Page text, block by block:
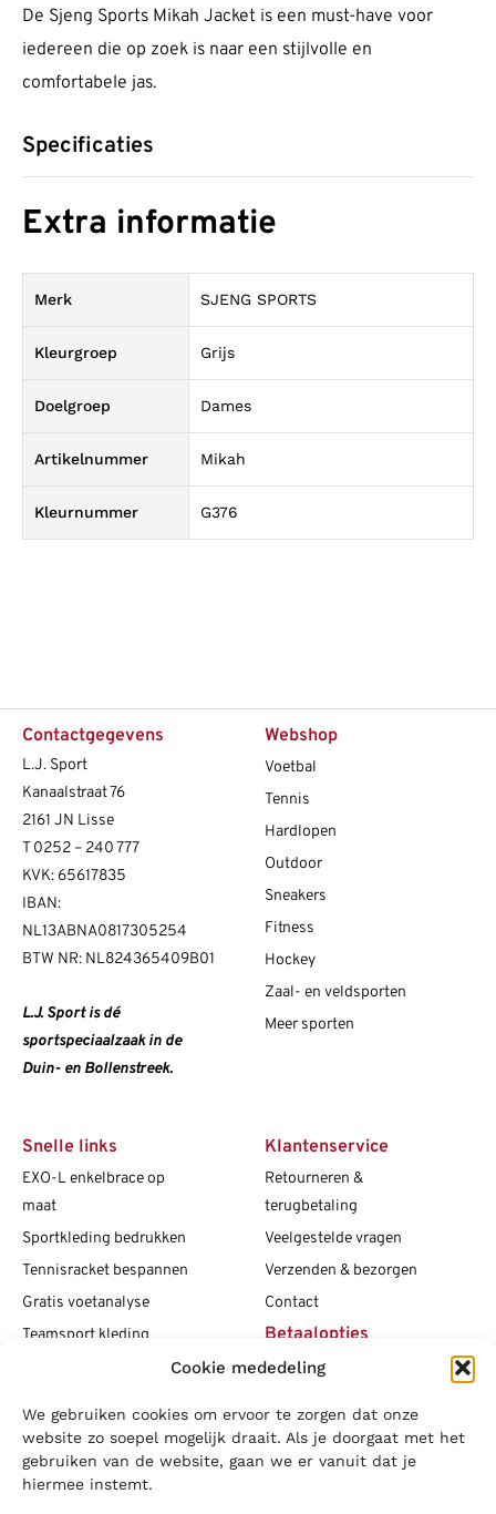
Cookie mededeling
We gebruiken cookies om ervoor te zorgen dat onze
website zo soepel mogelijk draait. Als je doorgaat met het
gebruiken van de website, gaan we er vanuit dat je
hiermee instemt.
De Sjeng Sports Mikah Jacket is een must-have voor
iedereen die op zoek is naar een stijlvolle en
comfortabele jas.
Specificaties
Extra informatie
Merk SJENG SPORTS
Kleurgroep Grijs
Doelgroep Dames
Artikelnummer Mikah
Kleurnummer G376
Contactgegevens
L.J. Sport
Kanaalstraat 76
2161 JN Lisse
T 0252 – 240 777
KVK: 65617835
IBAN:
NL13ABNA0817305254
BTW NR: NL824365409B01
L.J. Sport is dé
sportspeciaalzaak in de
Duin- en Bollenstreek.
Webshop
Voetbal
Tennis
Hardlopen
Outdoor
Sneakers
Fitness
Hockey
Zaal- en veldsporten
Meer sporten
Snelle links
EXO-L enkelbrace op
maat
Sportkleding bedrukken
Tennisracket bespannen
Gratis voetanalyse
Teamsport kleding
Vacatures
Blogs
Klantenservice
Retourneren &
terugbetaling
Veelgestelde vragen
Verzenden & bezorgen
Contact
Betaalopties
Social media